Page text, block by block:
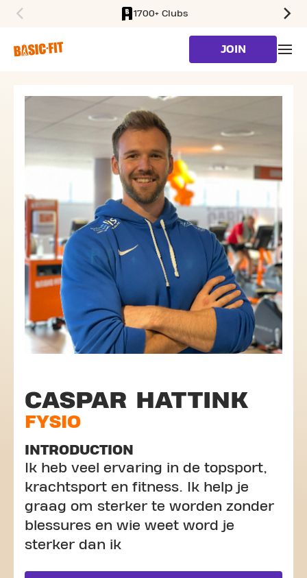
1700+ Clubs
JOIN
CASPAR HATTINK
FYSIO
INTRODUCTION
Ik heb veel ervaring in de topsport,
krachtsport en fitness. Ik help je
graag om sterker te worden zonder
blessures en wie weet word je
sterker dan ik